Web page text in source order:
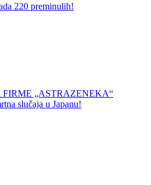
220 preminulih!
„ASTRAZENEKA“
slučaja u Japanu!